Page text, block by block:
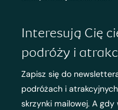
Interesują Cię
podróży i
Zapisz się do
podróżach i
skrzynki mailowej. A